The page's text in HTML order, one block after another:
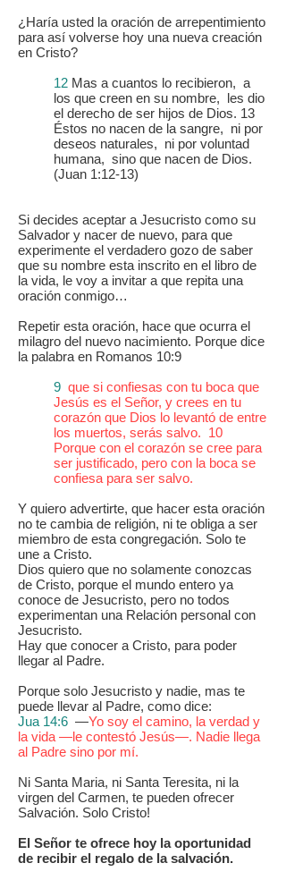
¿Haría usted la oración de arrepentimiento
para así volverse hoy una nueva creación
en Cristo?
12 Mas a cuantos lo recibieron, a
los que creen en su nombre, les dio
el derecho de ser hijos de Dios. 13
Éstos no nacen de la sangre, ni por
deseos naturales, ni por voluntad
humana, sino que nacen de Dios.
(Juan 1:12-13)
Si decides aceptar a Jesucristo como su
Salvador y nacer de nuevo, para que
experimente el verdadero gozo de saber
que su nombre esta inscrito en el libro de
la vida, le voy a invitar a que repita una
oración conmigo…
Repetir esta oración, hace que ocurra el
milagro del nuevo nacimiento. Porque dice
la palabra en Romanos 10:9
9 que si confiesas con tu boca que
Jesús es el Señor, y crees en tu
corazón que Dios lo levantó de entre
los muertos, serás salvo. 10
Porque con el corazón se cree para
ser justificado, pero con la boca se
confiesa para ser salvo.
Y quiero advertirte, que hacer esta oración
no te cambia de religión, ni te obliga a ser
miembro de esta congregación. Solo te
une a Cristo.
Dios quiero que no solamente conozcas
de Cristo, porque el mundo entero ya
conoce de Jesucristo, pero no todos
experimentan una Relación personal con
Jesucristo.
Hay que conocer a Cristo, para poder
llegar al Padre.
Porque solo Jesucristo y nadie, mas te
puede llevar al Padre, como dice:
Jua 14:6 —Yo soy el camino, la verdad y
la vida —le contestó Jesús—. Nadie llega
al Padre sino por mí.
Ni Santa Maria, ni Santa Teresita, ni la
virgen del Carmen, te pueden ofrecer
Salvación. Solo Cristo!
El Señor te ofrece hoy la oportunidad
de recibir el regalo de la salvación.